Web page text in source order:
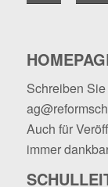
Schreiben
Auch für
immer